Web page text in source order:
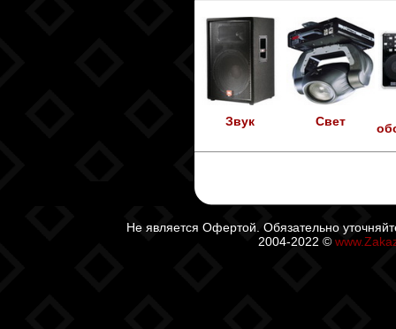
Звук Свет
Не является Офертой. Обязательно
2004-2022 ©